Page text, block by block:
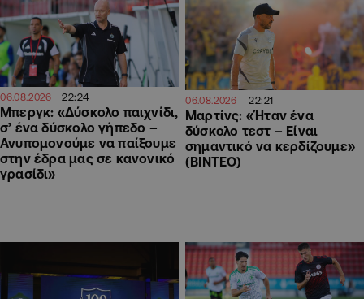
06.08.2026 22:24
Μπεργκ: «Δύσκολο παιχνίδι,
σ’ ένα δύσκολο γήπεδο –
Ανυπομονούμε να παίξουμε
στην έδρα μας σε κανονικό
γρασίδι»
06.08.2026 22:21
Μαρτίνς: «Ήταν ένα
δύσκολο τεστ – Είναι
σημαντικό να κερδίζουμε»
(ΒΙΝΤΕΟ)